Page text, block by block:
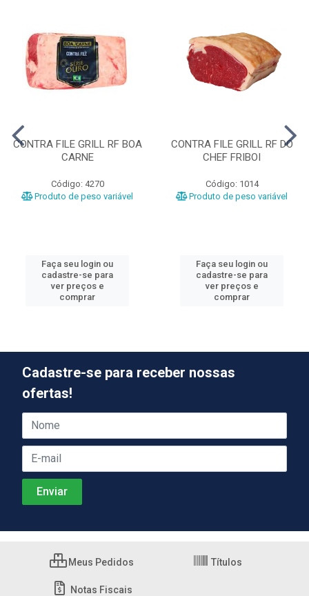
CONTRA FILE GRILL RF BOA
CARNE
Código: 4270
Produto de peso variável
Faça seu login ou
cadastre-se para
ver preços e
comprar
CONTRA FILE GRILL RF DO
CHEF FRIBOI
Código: 1014
Produto de peso variável
Faça seu login ou
cadastre-se para
ver preços e
comprar
Cadastre-se para receber nossas
ofertas!
Meus Pedidos Títulos
Notas Fiscais